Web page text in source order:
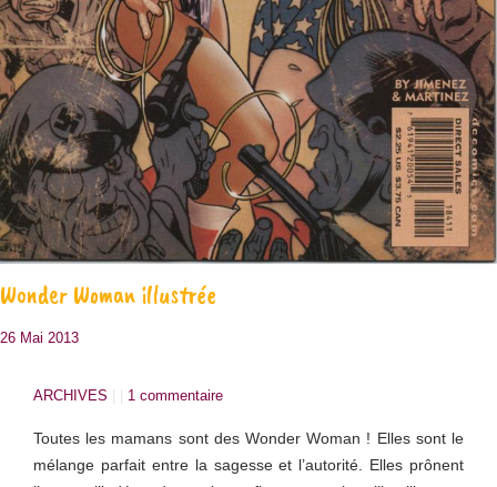
Wonder Woman illustrée
26 Mai 2013
ARCHIVES 1 commentaire
Toutes les mamans sont des Wonder Woman ! Elles sont le
mélange parfait entre la sagesse et l’autorité. Elles prônent